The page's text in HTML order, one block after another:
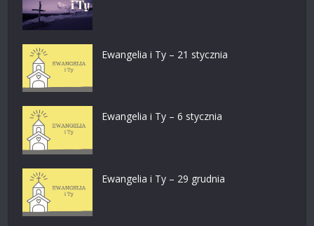
Ewangelia i Ty – 21 stycznia
Ewangelia i Ty – 6 stycznia
Ewangelia i Ty – 29 grudnia